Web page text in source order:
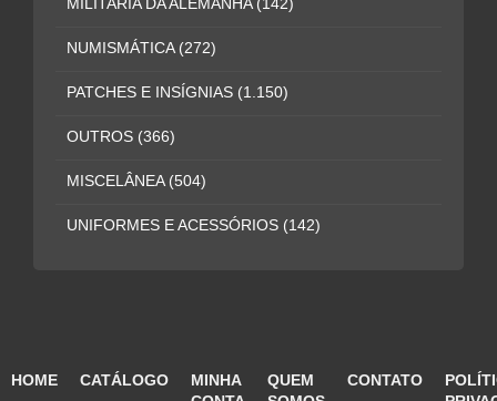
MILITARIA DA ALEMANHA (142)
NUMISMÁTICA (272)
PATCHES E INSÍGNIAS (1.150)
OUTROS (366)
MISCELÂNEA (504)
UNIFORMES E ACESSÓRIOS (142)
HOME CATÁLOGO
MINHA
QUEM
CONTATO